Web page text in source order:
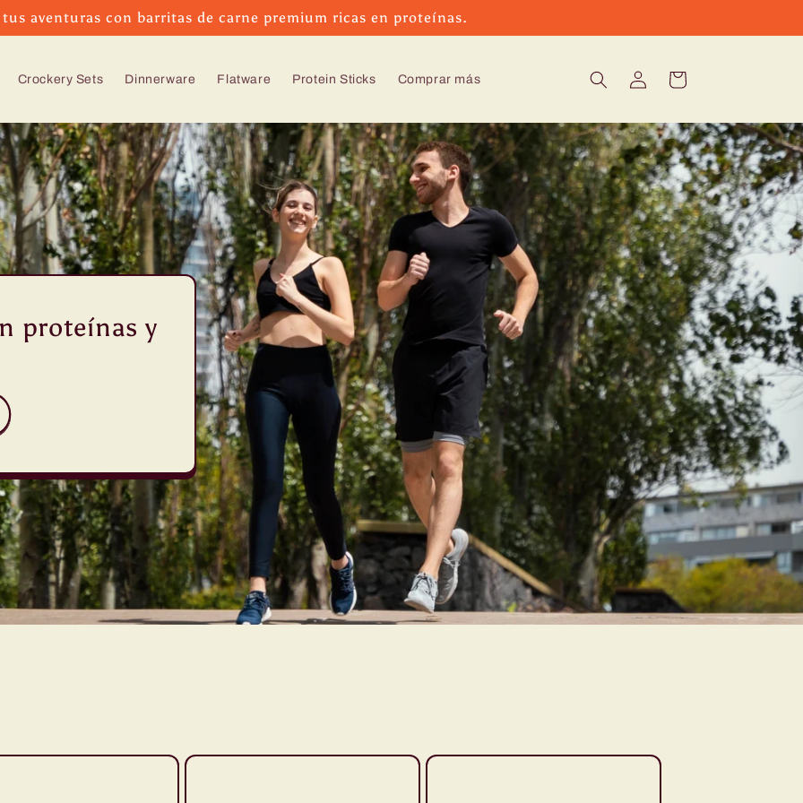
aventuras con barritas de carne premium ricas en proteínas.
Crockery Sets Dinnerware Flatware Protein Sticks Comprar más
sesión
Carrito
proteínas y